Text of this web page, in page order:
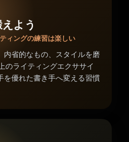
よう
ィングの練習は楽しい
内省的なもの、スタイルを磨
のライティングエクササイ
を優れた書き手へ変える習慣